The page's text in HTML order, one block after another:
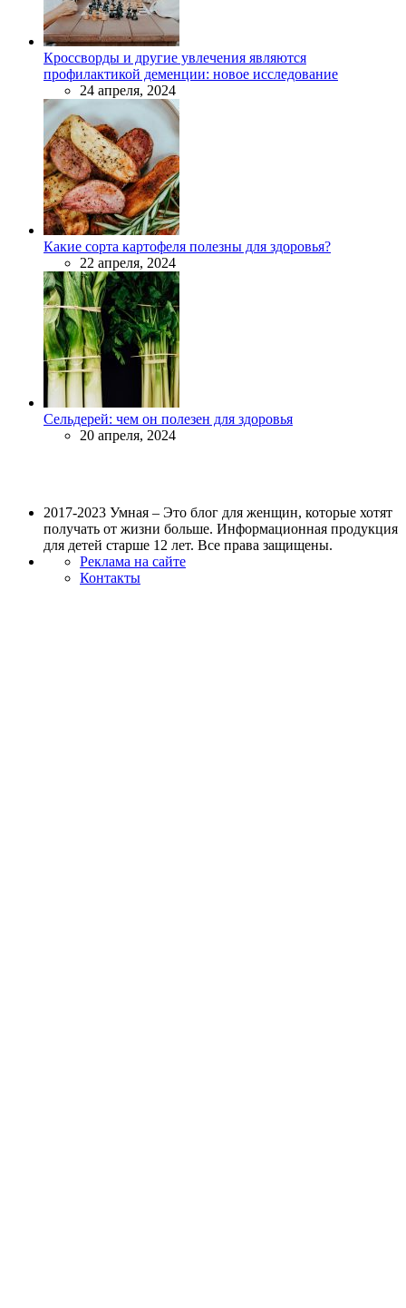
Кроссворды и другие увлечения являются
профилактикой деменции: новое исследование
24 апреля, 2024
Какие сорта картофеля полезны для здоровья?
22 апреля, 2024
Сельдерей: чем он полезен для здоровья
20 апреля, 2024
2017-2023 Умная – Это блог для женщин, которые хотят
получать от жизни больше. Информационная продукция
для детей старше 12 лет. Все права защищены.
Реклама на сайте
Контакты